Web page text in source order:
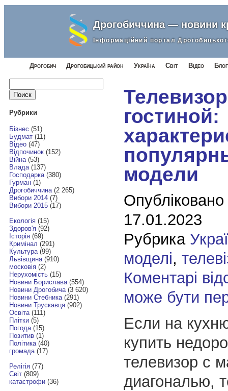
Дрогобиччина — новини
Інформаційний портал
Дрогобич Дрогобицький район Україна Світ Відео
Найти:
Рубрики
Бізнес (51)
Будмат(11)
Відео(47)
Відпочинок(152)
Війна(53)
Влада(137)
Господарка(380)
Гурман(1)
Дрогобиччина(2 265)
Вибори 2014(7)
Вибори 2015(17)
Екологія(15)
Здоров'я(92)
Історія(69)
Кримінал (291)
Культура(99)
Львівщина(910)
московія(2)
Нерухомість(15)
Новини Борислава(554)
Новини Дрогобича(3 620)
Новини Стебника(291)
Новини Трускавця(902)
Освіта(111)
Плітки(5)
Погода(15)
Позитив(1)
Політика(40)
громада(17)
Релігія(77)
Світ(809)
катастрофи(36)
гостиной:
модели
17.01.2023
Рубрика
моделі,
Коментарі
може бути
Если на
купить
телевизор с
диагональю,